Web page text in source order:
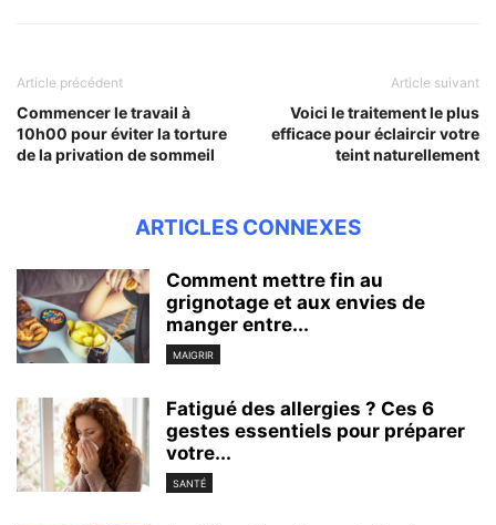
Article précédent
Commencer le travail à
10h00 pour éviter la torture
de la privation de sommeil
Article suivant
Voici le traitement le plus
efficace pour éclaircir votre
teint naturellement
ARTICLES CONNEXES
Comment mettre fin au
grignotage et aux envies de
manger entre...
MAIGRIR
Fatigué des allergies ? Ces 6
gestes essentiels pour préparer
votre...
SANTÉ